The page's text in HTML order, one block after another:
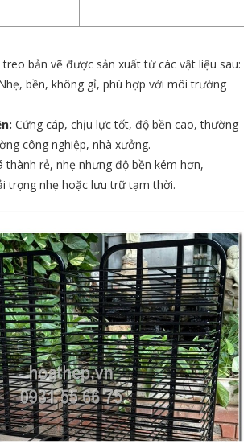
bản vẽ được sản xuất từ các vật liệu sau:
bền, không gỉ, phù hợp với môi trường
Cứng cáp, chịu lực tốt, độ bền cao, thường
công nghiệp, nhà xưởng.
thành rẻ, nhẹ nhưng độ bền kém hơn,
trọng nhẹ hoặc lưu trữ tạm thời.